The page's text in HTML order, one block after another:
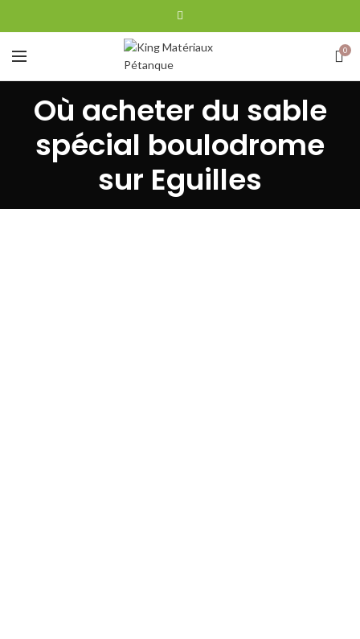
0
Où acheter du sable
spécial boulodrome
sur Eguilles